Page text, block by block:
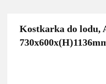
Kostkarka do lodu,